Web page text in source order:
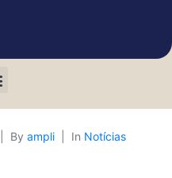
By ampli In Notícias